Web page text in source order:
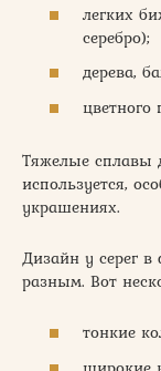
легких
серебро);
дерева,
цветного
Тяжелые сплавы
используется,
украшениях.
Дизайн у серег
разным. Вот
тонкие